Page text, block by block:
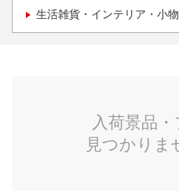
生活雑貨・インテリア・小物